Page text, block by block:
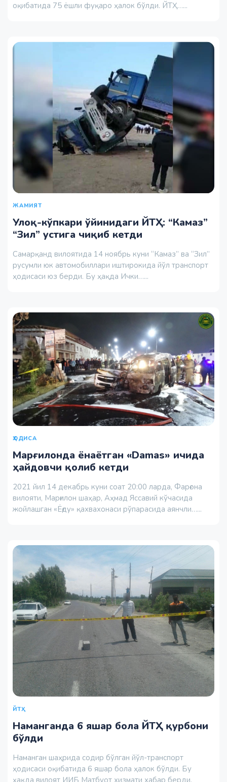
оқибатида 75 ёшли фуқаро ҳалок бўлди. ЙТҲ…...
ЖАМИЯТ
Улоқ-кўпкари ўйинидаги ЙТҲ: “Камаз”
“Зил” устига чиқиб кетди
Самарқанд вилоятида 14 ноябрь куни “Камаз” ва “Зил”
русумли юк автомобиллари иштирокида йўл транспорт
ҳодисаси юз берди. Бу ҳақда Ички…...
ҲОДИСА
Марғилонда ёнаётган «Damas» ичида
ҳайдовчи қолиб кетди
2021 йил 14 декабрь куни соат 20:00 ларда, Фарғона
вилояти, Марғилон шаҳар, Аҳмад Яссавий кўчасида
жойлашган «Ёғду» қахвахонаси рўпарасида аянчли…...
ЙТҲ
Наманганда 6 яшар бола ЙТҲ қурбони
бўлди
Наманган шаҳрида содир бўлган йўл-транспорт
ҳодисаси оқибатида 6 яшар бола ҳалок бўлди. Бу
ҳақда вилоят ИИБ Матбуот хизмати хабар берди.